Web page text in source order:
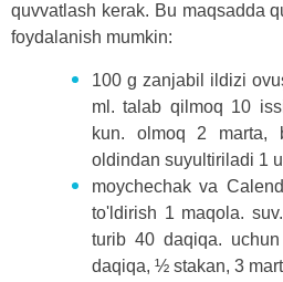
quvvatlash kerak. Bu maqsadda
foydalanish mumkin:
100 g zanjabil ildizi
ml. talab qilmoq 10
kun. olmoq 2 marta,
oldindan suyultiriladi 1
moychechak va
to'ldirish 1 maqola.
turib 40 daqiqa.
daqiqa, ½ stakan, 3